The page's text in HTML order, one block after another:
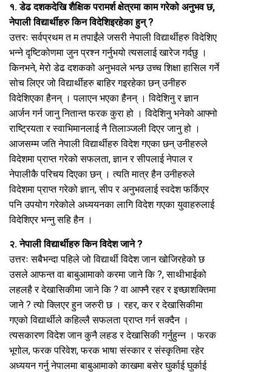
१. डेढ दशकदेखि शैक्षिक परामर्श क्षेत्रमा काम गरेको अनुभव छ,
नेपाली विद्यार्थीहरु किन विदेशिइरहेका हुन् ?
उत्तरः सर्वप्रथम त म तपाईंले जसरी नेपाली विद्यार्थीहरु विदेशिए
भन्ने दृष्टिकोणमा जुन प्रश्न गर्नुभयो त्यसलाई खारेज गर्दछु ।
किनभने, मेरो डेढ दशकको अनुभवले भन्छ उच्च शिक्षा हासिल गर्ने
सोच लिएर जो विद्यार्थीहरु बाहिर गइरहेका छन् उनीहरु
विदेशिएका हैनन् । पलाएन भएका हैनन् । विदेशिनु र ज्ञान
आर्जन गर्न जानु नितान्त फरक कुरा हो । विदेशिनु भनेको आफ्नो
राष्ट्रियता र स्वाभिमानलाई नै तिलाञ्जली दिएर जानु हो ।
आजसम्म जति नेपाली विद्यार्थीहरु विदेश गएका छन् उनीहरुले
विदेशमा प्राप्त गरेको सफलता, ज्ञान र सीपलाई नेपाल र
नेपालीकै परिचय दिएका छन् । त्यति मात्र हैन उनीहरुले
विदेशमा प्राप्त गरेको ज्ञान, सीप र अनुभवलाई स्वदेश फर्किएर
पनि उपयोग गरेकोले अध्ययनका लागि विदेश गएका युवाहरुलाई
विदेशिएर भन्नु सहि हैन ।
२. नेपाली विद्यार्थीहरु किन विदेश जाने ?
उत्तरः सबैभन्दा पहिले जो विद्यार्थी विदेश जान खोजिरहेको छ
उसले आफन्त वा बाबुआमाको करमा जाने कि ?, साथीभाईको
लहलहै र देखासिकीमा जाने कि ? वा आफ्नै रहर र इच्छाशक्तिमा
जाने ? त्यो क्लिएर हुन जरुरी छ । रहर, कर र देखासिकीमा
गएको विद्यार्थीले कहिल्लै सफलता प्राप्त गर्न सक्दैन ।
त्यसकारण विदेश जान कुनै लहड र देखासिकी गर्नुहुन्न । फरक
भूगोल, फरक परिवेश, फरक भाषा संस्कार र संस्कृतिमा रहेर
अध्ययन गर्नु नेपालमा बाबुआमाको काखमा बसेर घुर्काई घुर्काई